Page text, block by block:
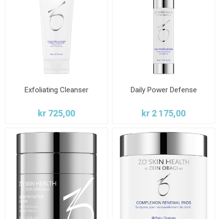
Exfoliating Cleanser
kr 725,00
Daily Power Defense
kr 2 175,00